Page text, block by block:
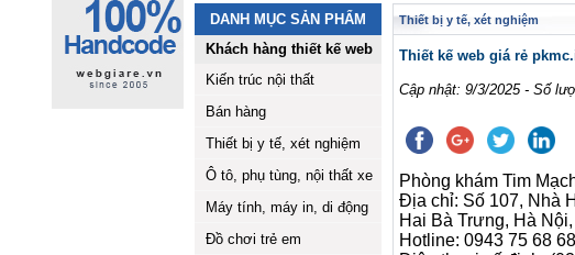
DANH MỤC SẢN PHẨM
Khách hàng thiết kế web
Kiến trúc nội thất
Bán hàng
Thiết bị y tế, xét nghiệm
Ô tô, phụ tùng, nội thất xe
Máy tính, máy in, di động
Đồ chơi trẻ em
Thiết bị y tế, xét nghiệm
Thiết kế web giá rẻ
Cập nhật: 9/3/2025 - Số
Phòng khám Tim
Địa chỉ: Số 107, Nhà
Hai Bà Trưng, Hà
Hotline: 0943 75 68 68